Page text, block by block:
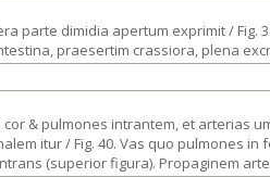
parte dimidia apertum exprimit /
praesertim crassiora, plena
cor & pulmones intrantem, et arterias
itur / Fig. 40. Vas quo pulmones
(superior figura). Propaginem